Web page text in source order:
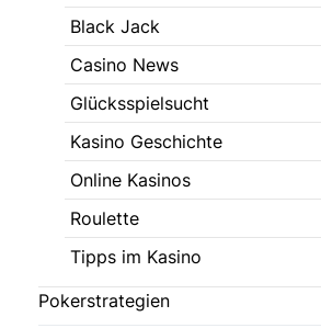
Black Jack
Casino News
Glücksspielsucht
Kasino Geschichte
Online Kasinos
Roulette
Tipps im Kasino
Pokerstrategien